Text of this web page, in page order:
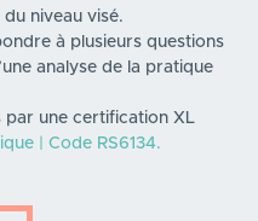
niveau visé.
à plusieurs questions
analyse de la pratique
une certification XL
| Code RS6134.